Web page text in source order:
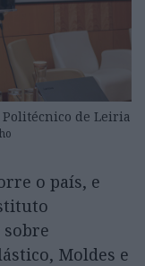
Politécnico de Leiria
o país, e
Moldes e